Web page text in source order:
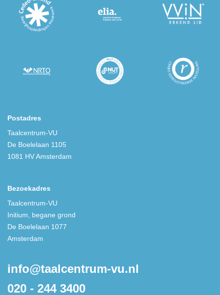
Postadres
Taalcentrum-VU
De Boelelaan 1105
1081 HV Amsterdam
Bezoekadres
Taalcentrum-VU
Initium, begane grond
De Boelelaan 1077
Amsterdam
info@taalcentrum-vu.nl
020 - 244 3400